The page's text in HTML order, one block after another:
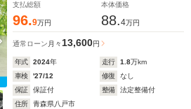
支払総額
96.9万円
本体価格
88.4万円
通常ローン 月々13,600円
年式 2024年 走行 1.8万km
車検
'27/12 修復
なし
保証
保証付 整備
法定整備付
住所
青森県八戸市